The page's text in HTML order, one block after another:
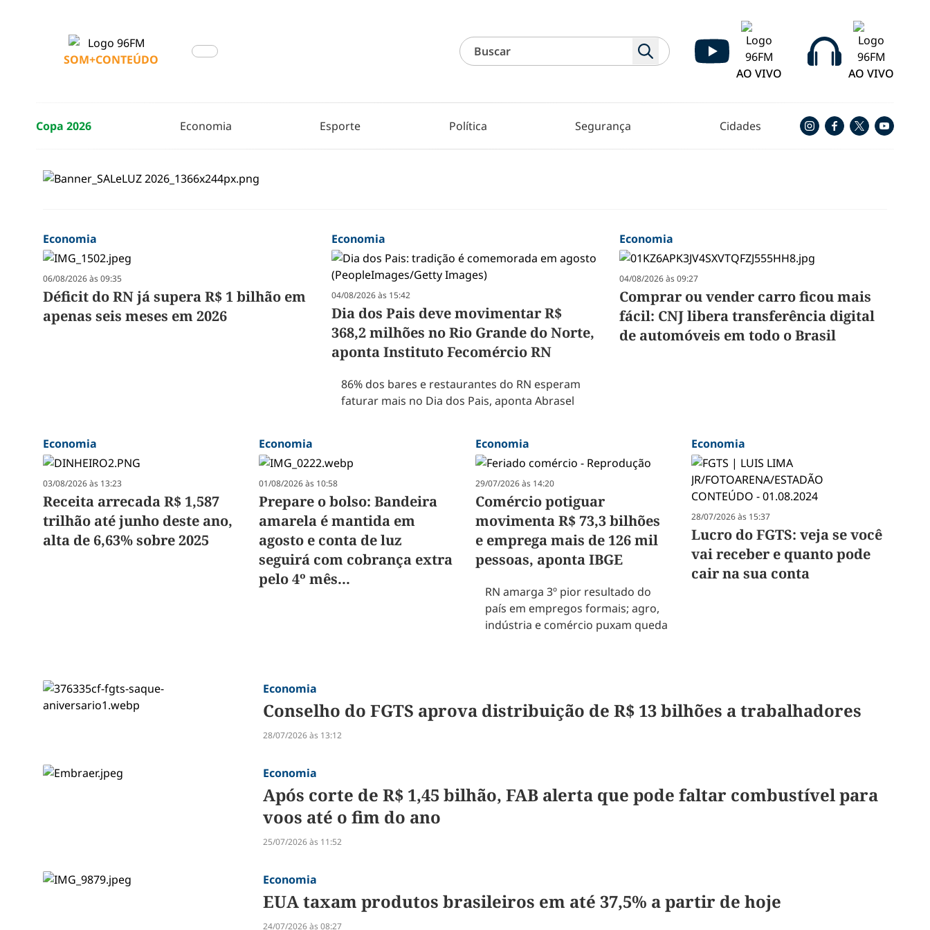
SOM+CONTEÚDO
AO VIVO
AO VIVO
Copa 2026 Economia Esporte Política Segurança Cidades
Economia
06/08/2026 às 09:35
Déficit do RN já supera R$ 1 bilhão em
apenas seis meses em 2026
Economia
04/08/2026 às 15:42
Dia dos Pais deve movimentar R$
368,2 milhões no Rio Grande do Norte,
aponta Instituto Fecomércio RN
86% dos bares e restaurantes do RN esperam
faturar mais no Dia dos Pais, aponta Abrasel
Economia
04/08/2026 às 09:27
Comprar ou vender carro ficou mais
fácil: CNJ libera transferência digital
de automóveis em todo o Brasil
Economia
03/08/2026 às 13:23
Receita arrecada R$ 1,587
trilhão até junho deste ano,
alta de 6,63% sobre 2025
Economia
01/08/2026 às 10:58
Prepare o bolso: Bandeira
amarela é mantida em
agosto e conta de luz
seguirá com cobrança extra
pelo 4º mês...
Economia
29/07/2026 às 14:20
Comércio potiguar
movimenta R$ 73,3 bilhões
e emprega mais de 126 mil
pessoas, aponta IBGE
RN amarga 3º pior resultado do
país em empregos formais; agro,
indústria e comércio puxam queda
Economia
28/07/2026 às 15:37
Lucro do FGTS: veja se você
vai receber e quanto pode
cair na sua conta
Economia
Conselho do FGTS aprova distribuição de R$ 13 bilhões a trabalhadores
28/07/2026 às 13:12
Economia
Após corte de R$ 1,45 bilhão, FAB alerta que pode faltar combustível para
voos até o fim do ano
25/07/2026 às 11:52
Economia
EUA taxam produtos brasileiros em até 37,5% a partir de hoje
24/07/2026 às 08:27